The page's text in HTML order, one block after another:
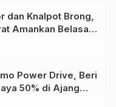
dan Knalpot Brong,
Amankan Belasan
Power Drive, Beri
50% di Ajang